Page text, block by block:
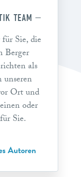
TEAM
Sie, die
Berger
als
unseren
Ort und
oder
Sie.
Autoren